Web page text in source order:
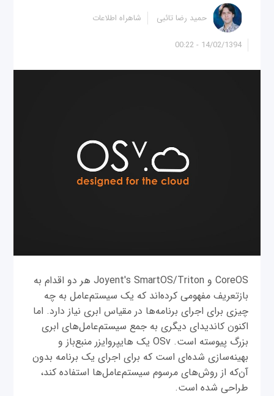
14/02/1394 - 00:22
حمید رضا تائبی شاهراه اطلاعات
CoreOS و Joyent's SmartOS/Triton هر دو اقدام به
بازتعریف مفهومی کرده‌اند که یک سیستم‌عامل به چه
چیزی برای اجرای برنامه‌ها در مقیاس ابری نیاز دارد. اما
اکنون کاندیدای دیگری به جمع سیستم‌عامل‌های ابری
بزرگ پیوسته است. OSv یک هایپروایزر منبع‌باز و
بهینه‌سازی شده‌ای است که برای اجرای یک برنامه بدون
آن‌که از روش‌های مرسوم سیستم‌عامل‌ها استفاده کند،
طراحی شده است.